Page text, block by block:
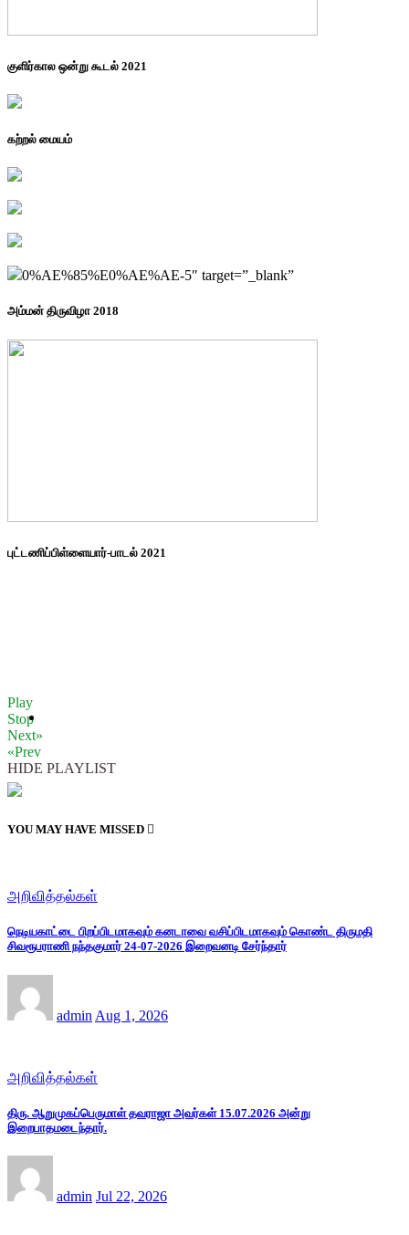
குளிர்கால ஒன்று கூடல் 2021
கற்றல் மையம்
0%AE%85%E0%AE%AE-5″ target=”_blank”
அம்மன் திருவிழா 2018
புட்டணிப்பிள்ளையார்-பாடல் 2021
Play
Stop
Next»
«Prev
HIDE PLAYLIST
YOU MAY HAVE MISSED
அறிவித்தல்கள்
நெடியகாட்டை பிறப்பிடமாகவும் கனடாவை வசிப்பிடமாகவும் கொண்ட திருமதி
சிவரூபராணி நந்தகுமார் 24-07-2026 இறைவனடி சேர்ந்தார்
admin Aug 1, 2026
அறிவித்தல்கள்
திரு. ஆறுமுகப்பெருமாள் தவராஜா அவர்கள் 15.07.2026 அன்று
இறைபாதமடைந்தார்.
admin Jul 22, 2026